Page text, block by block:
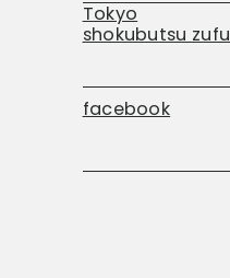
Tokyo
shokubutsu zufu
facebook